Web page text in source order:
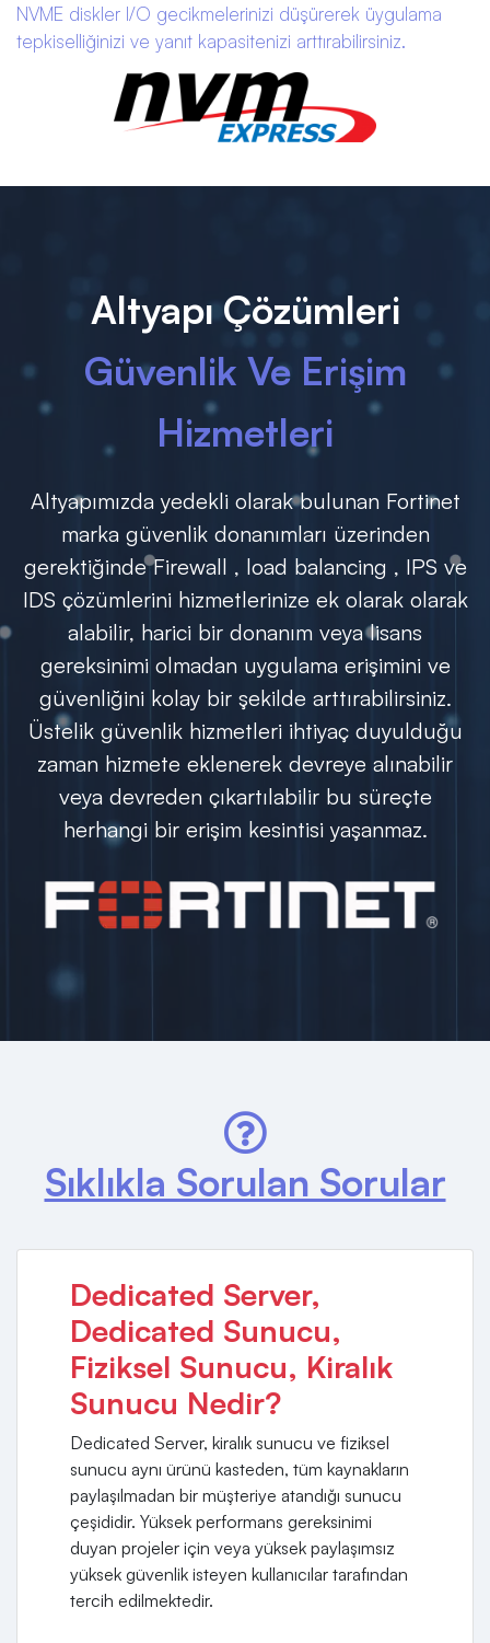
NVME diskler I/O gecikmelerinizi düşürerek üygulama
tepkiselliğinizi ve yanıt kapasitenizi arttırabilirsiniz.
Altyapı Çözümleri
Güvenlik Ve Erişim
Hizmetleri
Altyapımızda yedekli olarak bulunan Fortinet
marka güvenlik donanımları üzerinden
gerektiğinde Firewall , load balancing , IPS ve
IDS çözümlerini hizmetlerinize ek olarak olarak
alabilir, harici bir donanım veya lisans
gereksinimi olmadan uygulama erişimini ve
güvenliğini kolay bir şekilde arttırabilirsiniz.
Üstelik güvenlik hizmetleri ihtiyaç duyulduğu
zaman hizmete eklenerek devreye alınabilir
veya devreden çıkartılabilir bu süreçte
herhangi bir erişim kesintisi yaşanmaz.
Sıklıkla Sorulan Sorular
Dedicated Server,
Dedicated Sunucu,
Fiziksel Sunucu, Kiralık
Sunucu Nedir?
Dedicated Server, kiralık sunucu ve fiziksel
sunucu aynı ürünü kasteden, tüm kaynakların
paylaşılmadan bir müşteriye atandığı sunucu
çeşididir. Yüksek performans gereksinimi
duyan projeler için veya yüksek paylaşımsız
yüksek güvenlik isteyen kullanıcılar tarafından
tercih edilmektedir.